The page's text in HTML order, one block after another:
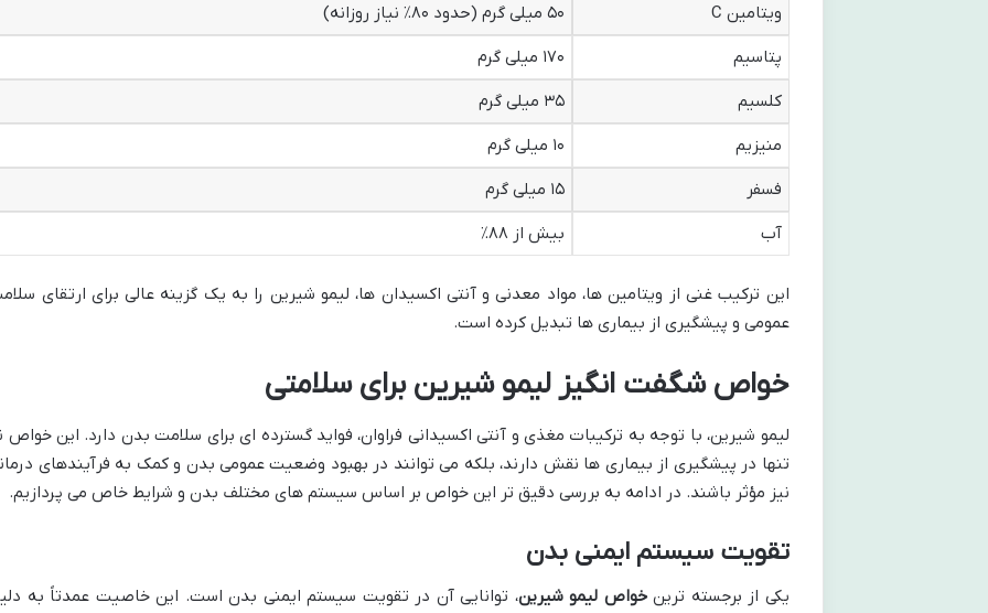
ویتامین C
۵۰ میلی گرم (حدود ۸۰٪ نیاز روزانه)
پتاسیم
۱۷۰ میلی گرم
کلسیم
۳۵ میلی گرم
منیزیم
۱۰ میلی گرم
فسفر
۱۵ میلی گرم
آب
بیش از ۸۸٪
این ترکیب غنی از ویتامین ها، مواد معدنی و آنتی اکسیدان ها، لیمو شیرین را به یک گزینه عالی برای ارتقای
عمومی و پیشگیری از بیماری ها تبدیل کرده است.
خواص شگفت انگیز لیمو شیرین برای سلامتی
لیمو شیرین، با توجه به ترکیبات مغذی و آنتی اکسیدانی فراوان، فواید گسترده ای برای سلامت بدن دارد. این خواص
تنها در پیشگیری از بیماری ها نقش دارند، بلکه می توانند در بهبود وضعیت عمومی بدن و کمک به فرآیندهای
نیز مؤثر باشند. در ادامه به بررسی دقیق تر این خواص بر اساس سیستم های مختلف بدن و شرایط خاص می پردازیم.
تقویت سیستم ایمنی بدن
یکی از برجسته ترینخواص لیمو شیرین، توانایی آن در تقویت سیستم ایمنی بدن است. این خاصیت عمدتاً به